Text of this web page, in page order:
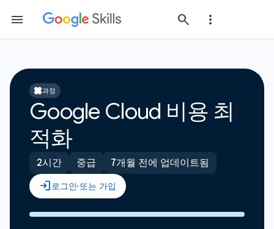
과정
Google Cloud 비용 최
적화
2시간 중급 7개월 전에 업데이트됨